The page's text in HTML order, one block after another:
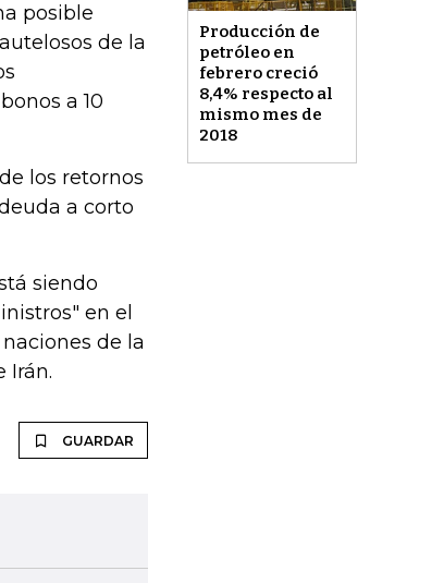
Producción de
petróleo en
febrero creció
8,4% respecto al
mismo mes de
2018
posible
de la
a 10
los retornos
a corto
siendo
en el
de la
Irán.
GUARDAR